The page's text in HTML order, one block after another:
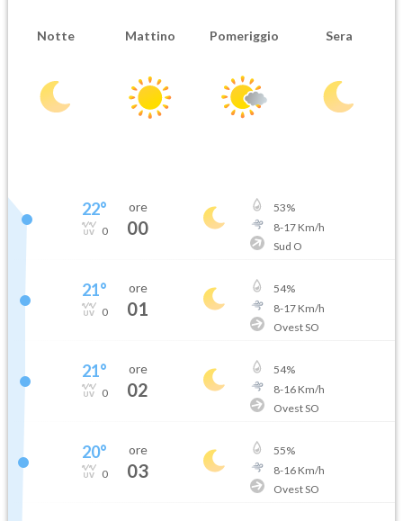
Notte Mattino Pomeriggio Sera
22°
0
ore
00
53%
8-17Km/h
Sud O
21°
0
ore
01
54%
8-17Km/h
Ovest SO
21°
0
ore
02
54%
8-16Km/h
Ovest SO
20°
0
ore
03
55%
8-16Km/h
Ovest SO